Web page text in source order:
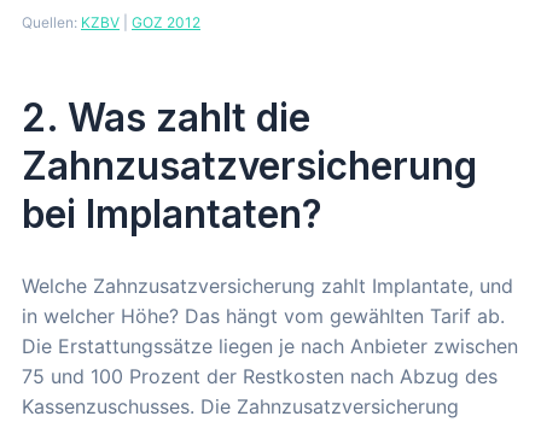
Quellen: KZBV GOZ 2012
2. Was zahlt die
Zahnzusatzversicherung
bei Implantaten?
Welche Zahnzusatzversicherung zahlt Implantate, und
in welcher Höhe? Das hängt vom gewählten Tarif ab.
Die Erstattungssätze liegen je nach Anbieter zwischen
75 und 100 Prozent der Restkosten nach Abzug des
Kassenzuschusses. Die Zahnzusatzversicherung